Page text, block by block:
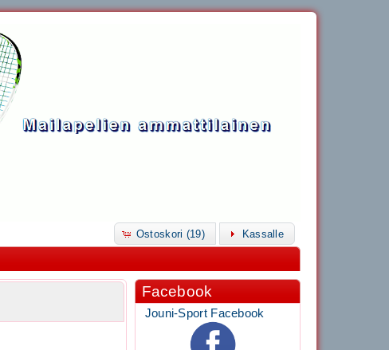
Ostoskori (19) Kassalle
Facebook
Jouni-Sport Facebook